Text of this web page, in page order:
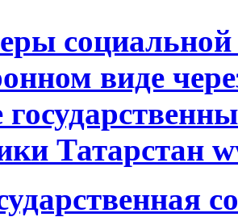
виде
Татарстан